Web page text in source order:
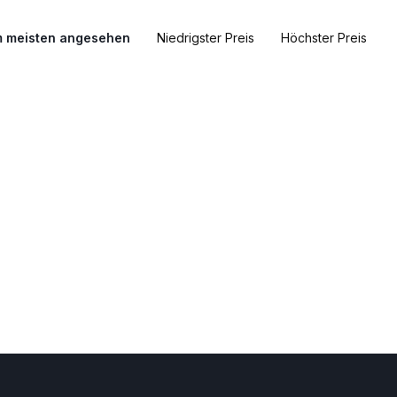
meisten angesehen Niedrigster Preis Höchster Preis